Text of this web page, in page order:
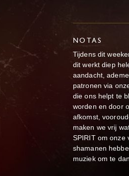
NOTAS
Tijdens dit
dit werkt diep
aandacht,
patronen via
die ons helpt te
worden en door
afkomst,
maken we vrij
SPIRIT om onze
shamanen
muziek om te